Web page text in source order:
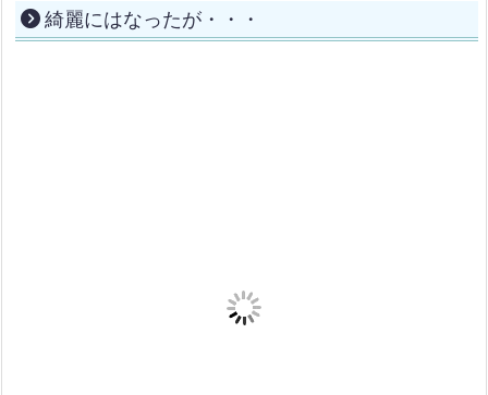
綺麗にはなったが・・・